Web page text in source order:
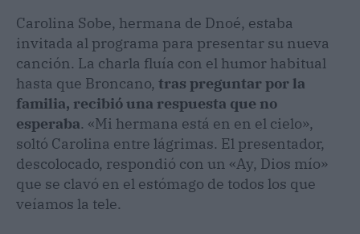
Carolina Sobe, hermana de Dnoé, estaba
invitada al programa para presentar su nueva
canción. La charla fluía con el humor habitual
hasta que Broncano, tras preguntar por la
familia, recibió una respuesta que no
esperaba. «Mi hermana está en en el cielo»,
soltó Carolina entre lágrimas. El presentador,
descolocado, respondió con un «Ay, Dios mío»
que se clavó en el estómago de todos los que
veíamos la tele.